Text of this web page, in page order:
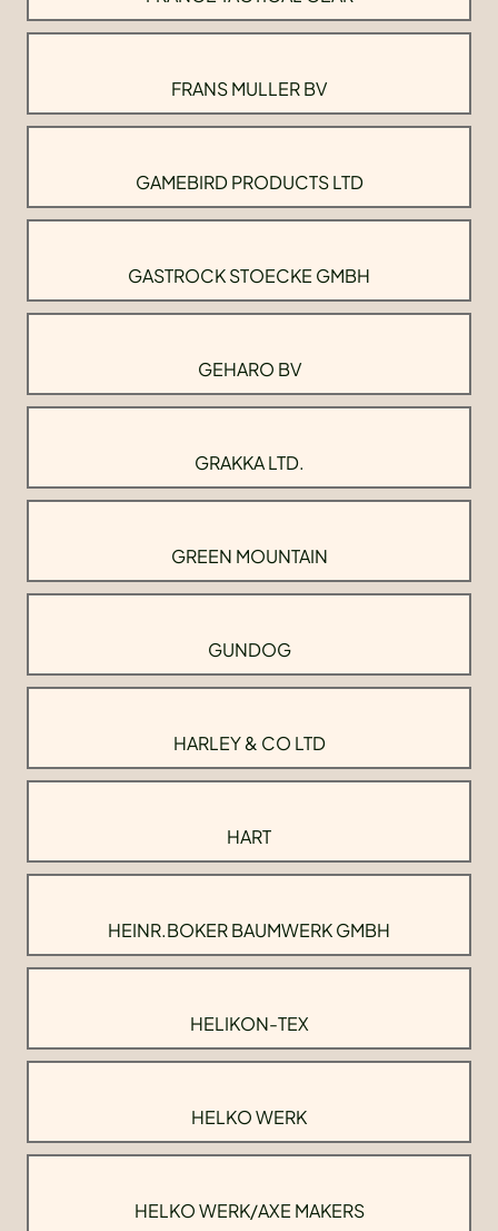
FRANS MULLER BV
GAMEBIRD PRODUCTS LTD
GASTROCK STOECKE GMBH
GEHARO BV
GRAKKA LTD.
GREEN MOUNTAIN
GUNDOG
HARLEY & CO LTD
HART
HEINR.BOKER BAUMWERK GMBH
HELIKON-TEX
HELKO WERK
HELKO WERK/AXE MAKERS